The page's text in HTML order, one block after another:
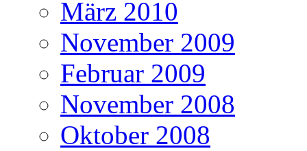
März 2010
November 2009
Februar 2009
November 2008
Oktober 2008